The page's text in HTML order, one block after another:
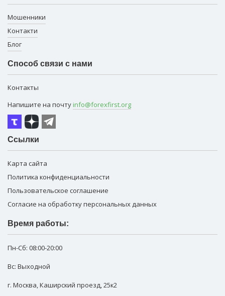
Мошенники
Контакти
Блог
Способ связи с нами
Контакты
Напишите на почту info@forexfirst.org
Ссылки
Карта сайта
Политика конфиденциальности
Пользовательское соглашение
Согласие на обработку персональных данных
Время работы:
Пн-Сб: 08:00-20:00
Вс: Выходной
г. Москва,Каширский проезд, 25к2